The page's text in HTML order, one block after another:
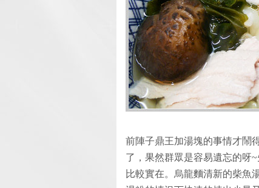
前陣子鼎王加湯塊的事情才鬧
了，果然群眾是容易遺忘的呀
比較實在。烏龍麵清新的柴魚